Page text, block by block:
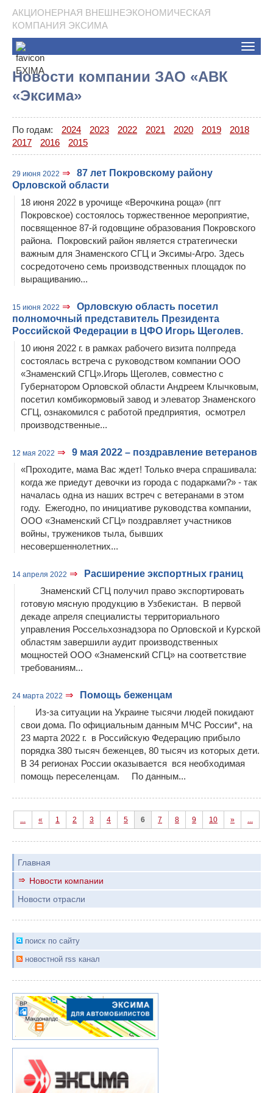
АКЦИОНЕРНАЯ ВНЕШНЕЭКОНОМИЧЕСКАЯ
КОМПАНИЯ ЭКСИМА
Toggle
Новости компании ЗАО «АВК
«Эксима»
По годам: 2024 2023 2022 2021 2020 2019
2018
2017
2016 2015
29 июня 2022 ⇒
87 лет Покровскому району
Орловcкой области
18 июня 2022 в урочище «Верочкина роща» (пгт
Покровское) состоялось торжественное мероприятие,
посвященное 87-й годовщине образования Покровского
района. Покровский район является стратегически
важным для Знаменского СГЦ и Эксимы-Агро. Здесь
сосредоточено семь производственных площадок по
выращиванию...
15 июня 2022 ⇒
Орловскую область посетил
полномочный представитель Президента
Российской Федерации в ЦФО Игорь Щеголев.
10 июня 2022 г. в рамках рабочего визита полпреда
состоялась встреча с руководством компании ООО
«Знаменский СГЦ».Игорь Щеголев, совместно с
Губернатором Орловской области Андреем Клычковым,
посетил комбикормовый завод и элеватор Знаменского
СГЦ, ознакомился с работой предприятия, осмотрел
производственные...
12 мая 2022 ⇒
9 мая 2022 – поздравление ветеранов
«Проходите, мама Вас ждет! Только вчера спрашивала:
когда же приедут девочки из города с подарками?» - так
началась одна из наших встреч с ветеранами в этом
году. Ежегодно, по инициативе руководства компании,
ООО «Знаменский СГЦ» поздравляет участников
войны, тружеников тыла, бывших
несовершеннолетних...
14 апреля 2022 ⇒
Расширение экспортных границ
Знаменский СГЦ получил право экспортировать
готовую мясную продукцию в Узбекистан. В первой
декаде апреля специалисты территориального
управления Россельхознадзора по Орловской и Курской
областям завершили аудит производственных
мощностей ООО «Знаменский СГЦ» на соответствие
требованиям...
24 марта 2022 ⇒
Помощь беженцам
Из-за ситуации на Украине тысячи людей покидают
свои дома. По официальным данным МЧС России*, на
23 марта 2022 г. в Российскую Федерацию прибыло
порядка 380 тысяч беженцев, 80 тысяч из которых дети.
В 34 регионах России оказывается вся необходимая
помощь переселенцам. По данным...
... « 1 2 3 4 5 6 7 8 9 10 » ...
Главная
Новости компании
Новости отрасли
поиск по сайту
новостной rss канал